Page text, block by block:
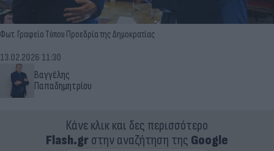
Φωτ. Γραφείο Τύπου Προεδρία της Δημοκρατίας
Βαγγέλης
Παπαδημητρίου
13.02.2026 11:30
Κάνε κλικ και δες περισσότερο
Flash.grστην αναζήτηση της Google